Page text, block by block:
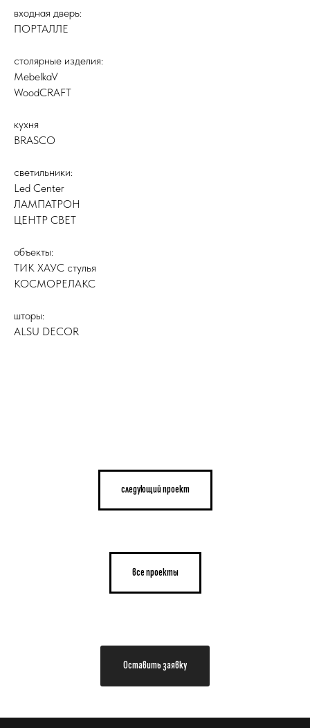
входная дверь:
ПОРТАЛЛЕ
столярные изделия:
MebelkaV
WoodCRAFT
кухня
BRASCO
светильники:
Led Center
ЛАМПАТРОН
ЦЕНТР СВЕТ
объекты:
ТИК ХАУС стулья
КОСМОРЕЛАКС
шторы:
ALSU DECOR
следующий проект
все проекты
Оставить заявку